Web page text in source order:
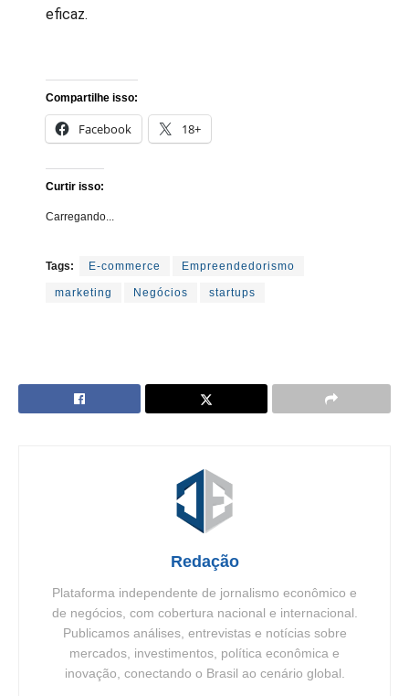
eficaz.
Compartilhe isso:
Facebook 18+
Curtir isso:
Carregando...
Tags: E-commerce Empreendedorismo
marketing Negócios startups
Redação
Plataforma independente de jornalismo econômico e
de negócios, com cobertura nacional e internacional.
Publicamos análises, entrevistas e notícias sobre
mercados, investimentos, política econômica e
inovação, conectando o Brasil ao cenário global.